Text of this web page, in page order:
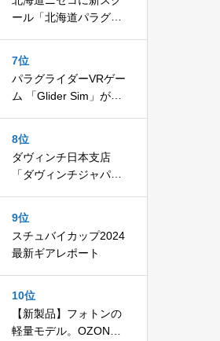
ール「北海道パラグラ
7位
パラグライダーVRゲー
ム 「Glider Sim」がま
8位
ダヴィンチ日本支店
「ダヴィンチジャパ
9位
スチュバイカップ2024
最新ギアレポート
10位
【新製品】フォトンの
軽量モデル。OZONE